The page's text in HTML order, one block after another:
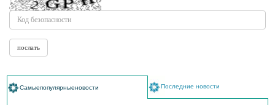
Самыепопулярныеновости Последние новости